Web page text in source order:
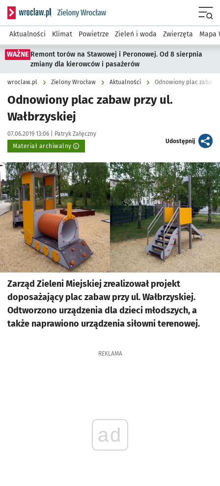
Serwis informacyjny wroclaw.pl podserwis: Środowisko we
Aktualności Klimat Powietrze Zieleń i woda Zwierzęta Mapa
WAŻNE Remont torów na Stawowej i Peronowej. Od 8 sierpnia
zmiany dla kierowców i pasażerów
wroclaw.pl Zielony Wrocław Aktualności Odnowiony plac zabaw
Odnowiony plac zabaw przy ul.
Wałbrzyskiej
Data publikacji:
07.06.2019 13:06 | Autor:
Patryk Załęczny
Materiał archiwalny
Udostępnijartykuł
Kliknij, aby powiększyć
Zarząd Zieleni Miejskiej zrealizował projekt
doposażający plac zabaw przy ul. Wałbrzyskiej.
Odtworzono urządzenia dla dzieci młodszych, a
także naprawiono urządzenia siłowni terenowej.
REKLAMA
ad